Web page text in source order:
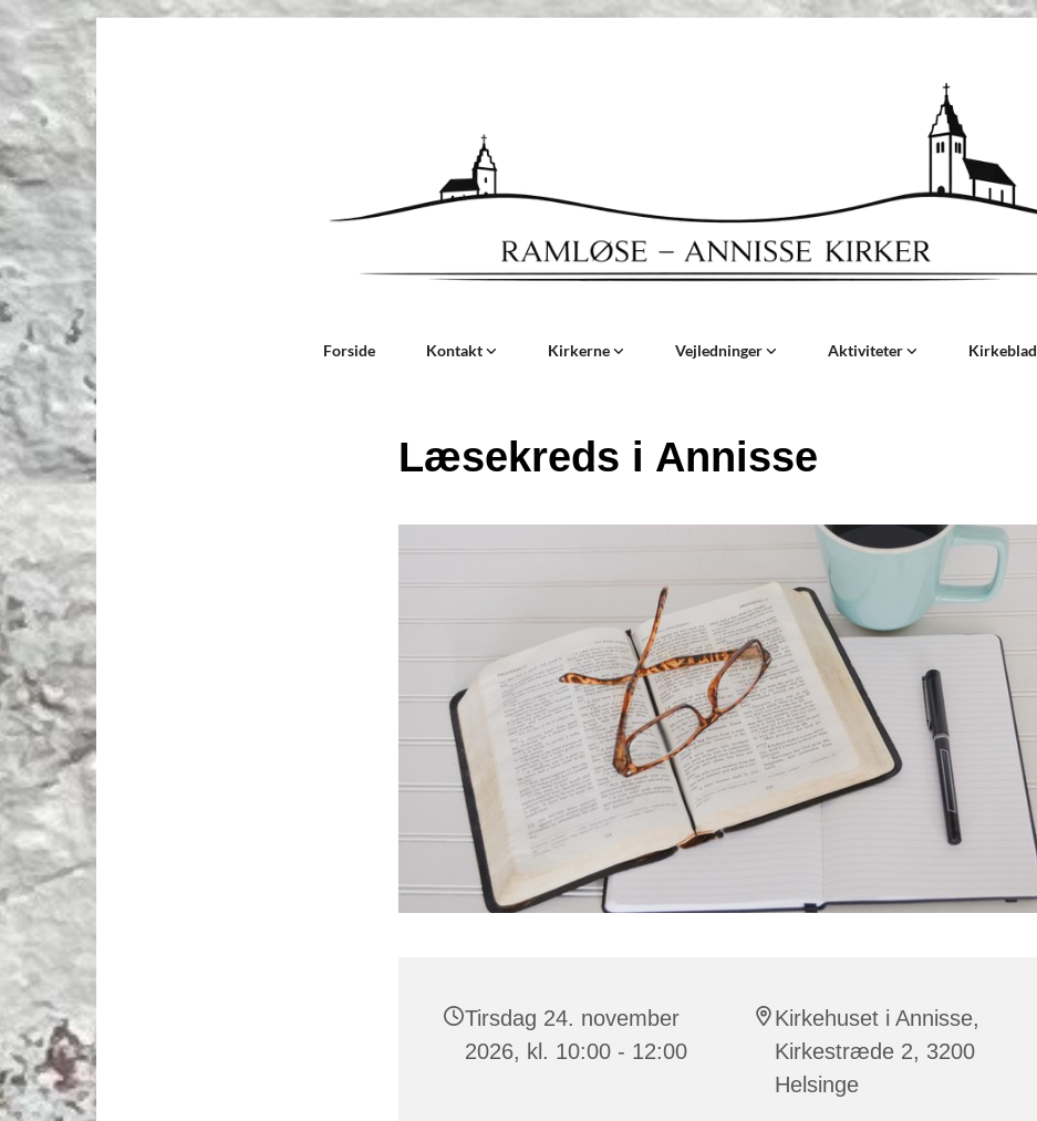
Forside Kontakt Kirkerne Vejledninger Aktiviteter Kirkeblad
Læsekreds i Annisse
Tirsdag 24. november
2026, kl. 10:00 - 12:00
Kirkehuset i Annisse,
Kirkestræde 2, 3200
Helsinge